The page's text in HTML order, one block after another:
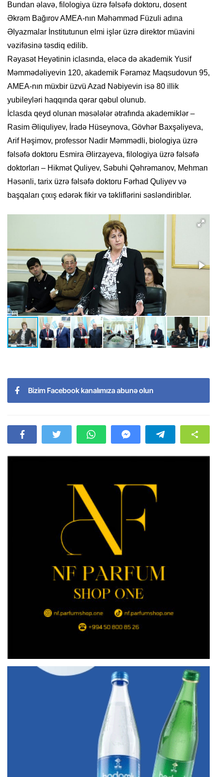
Bundan əlavə, filologiya üzrə fəlsəfə doktoru, dosent
Əkrəm Bağırov AMEA-nın Məhəmməd Füzuli adına
Əlyazmalar İnstitutunun elmi işlər üzrə direktor müavini
vəzifəsinə təsdiq edilib.
Rəyasət Heyətinin iclasında, eləcə də akademik Yusif
Məmmədəliyevin 120, akademik Fəraməz Maqsudovun 95,
AMEA-nın müxbir üzvü Azad Nəbiyevin isə 80 illik
yubileyləri haqqında qərar qəbul olunub.
İclasda qeyd olunan məsələlər ətrafında akademiklər –
Rasim Əliquliyev, İradə Hüseynova, Gövhər Baxşəliyeva,
Arif Həşimov, professor Nadir Məmmədli, biologiya üzrə
fəlsəfə doktoru Esmira Əlirzayeva, filologiya üzrə fəlsəfə
doktorları – Hikmət Quliyev, Səbuhi Qəhrəmanov, Mehman
Həsənli, tarix üzrə fəlsəfə doktoru Fərhad Quliyev və
başqaları çıxış edərək fikir və təkliflərini səsləndiriblər.
Bizim Facebook kanalımıza abunə olun